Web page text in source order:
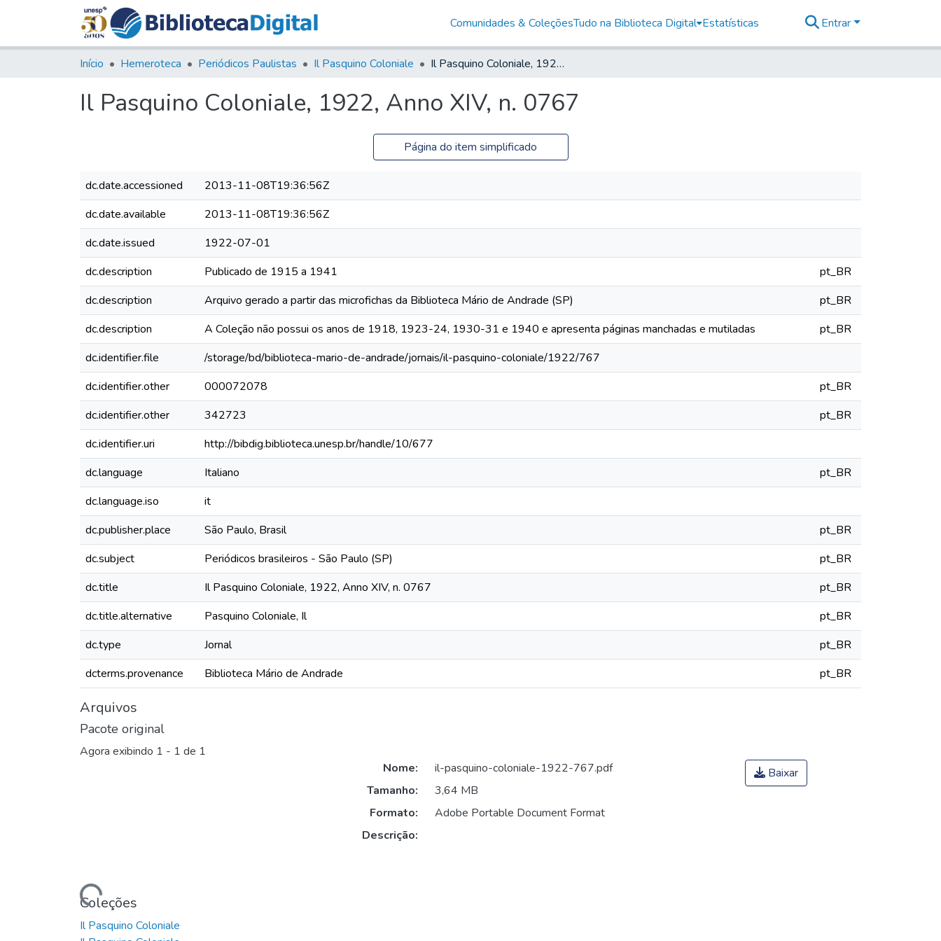
Comunidades & ColeçõesTudo na Biblioteca Digital Estatísticas Entrar
Início Hemeroteca Periódicos Paulistas Il Pasquino Coloniale Il Pasquino Coloniale, 1922, Anno XIV, n. 0767
Il Pasquino Coloniale, 1922, Anno XIV, n. 0767
Página do item simplificado
dc.date.accessioned
2013-11-08T19:36:56Z
dc.date.available
2013-11-08T19:36:56Z
dc.date.issued
1922-07-01
dc.description
Publicado de 1915 a 1941
pt_BR
dc.description
Arquivo gerado a partir das microfichas da Biblioteca Mário de Andrade (SP)
pt_BR
dc.description
A Coleção não possui os anos de 1918, 1923-24, 1930-31 e 1940 e apresenta páginas manchadas e mutiladas
pt_BR
dc.identifier.file
/storage/bd/biblioteca-mario-de-andrade/jornais/il-pasquino-coloniale/1922/767
dc.identifier.other
000072078
pt_BR
dc.identifier.other
342723
pt_BR
dc.identifier.uri
http://bibdig.biblioteca.unesp.br/handle/10/677
dc.language
Italiano
pt_BR
dc.language.iso
it
dc.publisher.place
São Paulo, Brasil
pt_BR
dc.subject
Periódicos brasileiros - São Paulo (SP)
pt_BR
dc.title
Il Pasquino Coloniale, 1922, Anno XIV, n. 0767
pt_BR
dc.title.alternative
Pasquino Coloniale, Il
pt_BR
dc.type
Jornal
pt_BR
dcterms.provenance
Biblioteca Mário de Andrade pt_BR
Arquivos
Pacote original
Agora exibindo 1 - 1 de 1
Carregando...
Nome:
il-pasquino-coloniale-1922-767.pdf
Tamanho:
3,64 MB
Formato:
Adobe Portable Document Format
Descrição:
Baixar
Coleções
Il Pasquino Coloniale